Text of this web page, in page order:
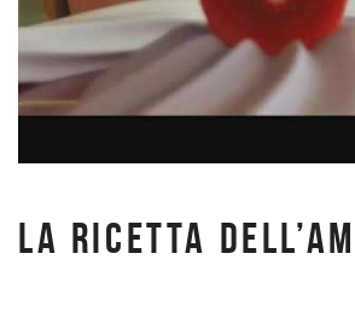
LA RICETTA